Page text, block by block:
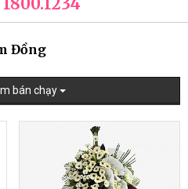
Đồng
bán chạy